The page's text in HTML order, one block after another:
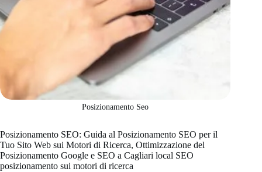
Posizionamento Seo
Posizionamento SEO: Guida al Posizionamento SEO per il
Tuo Sito Web sui Motori di Ricerca, Ottimizzazione del
Posizionamento Google e SEO a Cagliari local SEO
posizionamento sui motori di ricerca